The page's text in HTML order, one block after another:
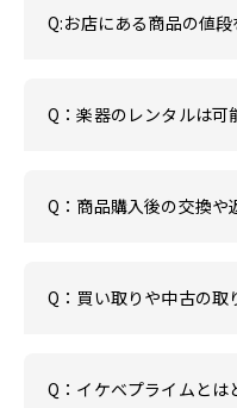
Q:お店にある商品の値
Q：楽器のレンタルは可
Q：商品購入後の交換や
Q：買い取りや中古の取
Q：イケベプライムとは